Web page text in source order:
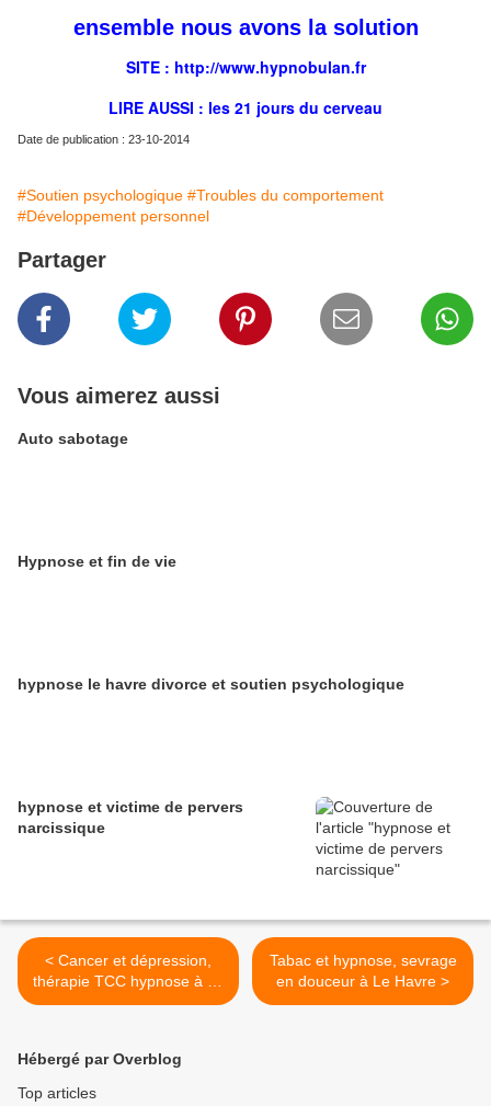
ensemble nous avons la solution
SITE : http://www.hypnobulan.fr
LIRE AUSSI : les 21 jours du cerveau
Date de publication : 23-10-2014
#Soutien psychologique #Troubles du comportement
#Développement personnel
Partager
Vous aimerez aussi
Auto sabotage
Hypnose et fin de vie
hypnose le havre divorce et soutien psychologique
hypnose et victime de pervers
narcissique
< Cancer et dépression,
thérapie TCC hypnose à Le
Havre
Tabac et hypnose, sevrage
en douceur à Le Havre >
Hébergé par Overblog
Top articles